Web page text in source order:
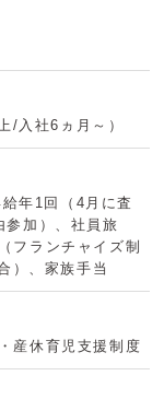
入社6ヵ月～）
年1回（4月に査
参加）、社員旅
フランチャイズ制
）、家族手当
産休育児支援制度